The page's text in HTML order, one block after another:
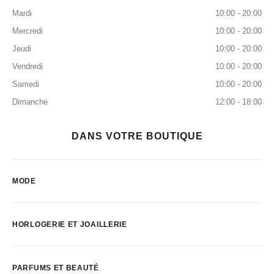
Mardi
10:00 - 20:00
Mercredi
10:00 - 20:00
Jeudi
10:00 - 20:00
Vendredi
10:00 - 20:00
Samedi
10:00 - 20:00
Dimanche
12:00 - 18:00
DANS VOTRE BOUTIQUE
MODE
HORLOGERIE ET JOAILLERIE
PARFUMS ET BEAUTÉ